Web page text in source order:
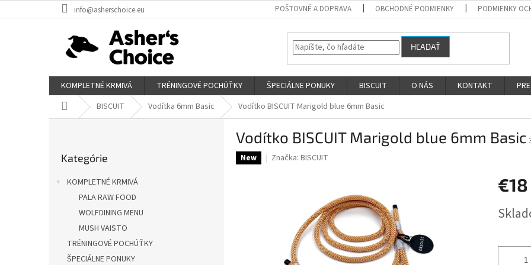
na
info@asherschoice.eu POŠTOVNÉ A DOPRAVA OBCHODNÉ PODMIENKY PODMIENKY
HĽADAŤ
KOMPLETNÉ KRMIVÁ TRÉNINGOVÉ POCHÚŤKY ŠPECIÁLNE PONUKY BISCUIT O NÁS KONTAKT
DomovBISCUIT Vodítka 6mm Basic Vodítko BISCUIT Marigold blue 6mm Basic
kategórie
Kategórie
KOMPLETNÉ KRMIVÁ
PALA RAW FOOD
WOLFDINING MENU
MUSH VAISTO
TRÉNINGOVÉ POCHÚŤKY
ŠPECIÁLNE PONUKY
Vodítko BISCUIT Marigold blue 6mm Basic
New Značka: BISCUIT
€18
cena: